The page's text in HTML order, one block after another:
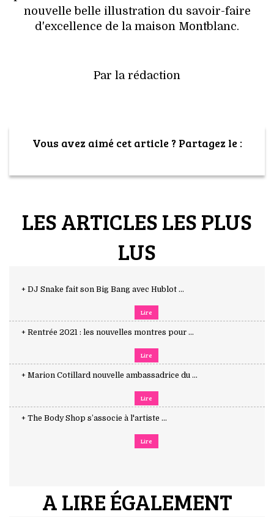
nouvelle belle illustration du savoir-faire
d'excellence de la maison Montblanc.
Par la rédaction
Vous avez aimé cet article ? Partagez le :
LES ARTICLES LES PLUS
LUS
+ DJ Snake fait son Big Bang avec Hublot ...
Lire
+ Rentrée 2021 : les nouvelles montres pour ...
Lire
+ Marion Cotillard nouvelle ambassadrice du ...
Lire
+ The Body Shop s’associe à l'artiste ...
Lire
A LIRE ÉGALEMENT